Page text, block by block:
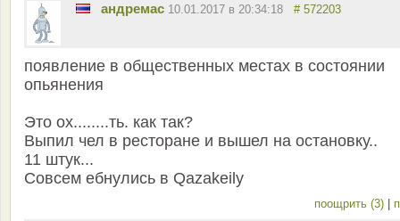
андремас 10.01.2017 в 20:34:18 # 572203
появление в общественных местах в состоянии
опьянения
Это ох........ть. как так?
Выпил чел в ресторане и вышел на остановку..
11 штук...
Совсем ебнулись в Qazakeily
поощрить (3)